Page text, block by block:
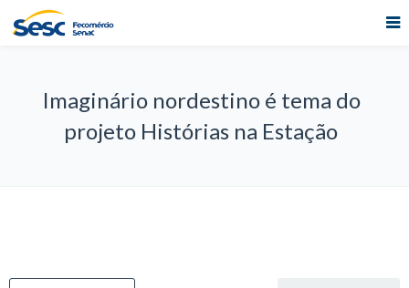
Imaginário nordestino é tema do
projeto Histórias na Estação